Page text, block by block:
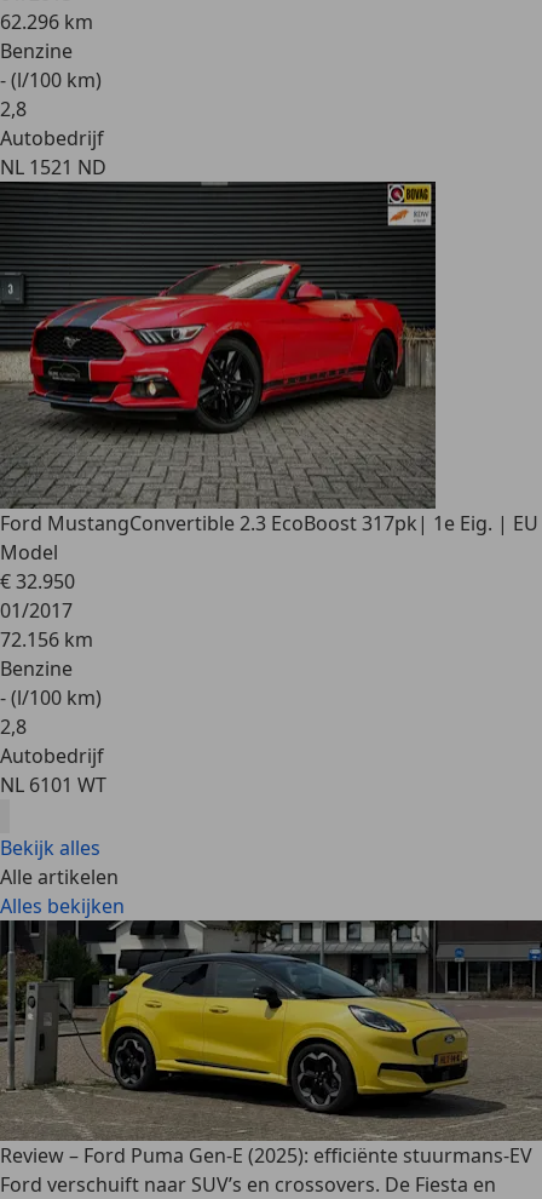
62.296 km
Benzine
- (l/100 km)
2,8
Autobedrijf
NL 1521 ND
Ford MustangConvertible 2.3 EcoBoost 317pk| 1e Eig. | EU
Model
€ 32.950
01/2017
72.156 km
Benzine
- (l/100 km)
2,8
Autobedrijf
NL 6101 WT
Bekijk alles
Alle artikelen
Alles bekijken
Review – Ford Puma Gen-E (2025): efficiënte stuurmans-EV
Ford verschuift naar SUV’s en crossovers. De Fiesta en